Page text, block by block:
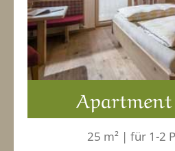
25 m² | für 1-2